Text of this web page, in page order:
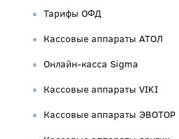
Тарифы ОФД
Кассовые аппараты АТОЛ
Онлайн-касса Sigma
Кассовые аппараты VIKI
Кассовые аппараты ЭВОТОР